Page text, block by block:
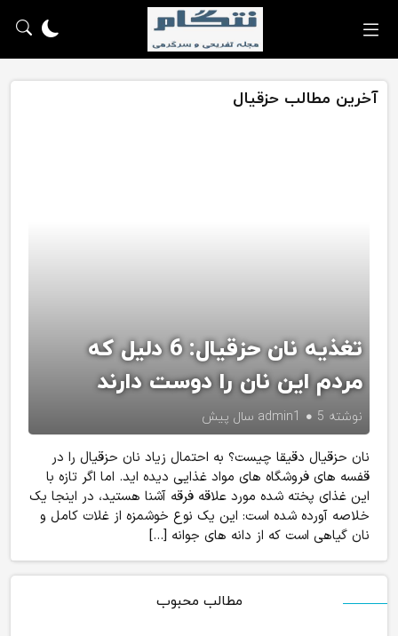
آخرین مطالب حزقیال
تغذیه نان حزقیال: 6 دلیل که
مردم این نان را دوست دارند
نوشته admin1 5 سال پیش
نان حزقیال دقیقا چیست؟ به احتمال زیاد نان حزقیال را در
قفسه های فروشگاه های مواد غذایی دیده اید. اما اگر تازه با
این غذای پخته شده مورد علاقه فرقه آشنا هستید، در اینجا یک
خلاصه آورده شده است: این یک نوع خوشمزه از غلات کامل و
نان گیاهی است که از دانه های جوانه […]
مطالب محبوب